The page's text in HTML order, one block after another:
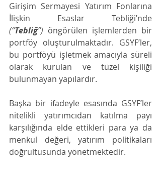
Girişim Sermayesi Yatırım Fonlarına
(“Tebliğ”) öngörülen işlemlerden bir
portföy oluşturulmaktadır. GSYF’ler,
bu portföyü işletmek amacıyla süreli
olarak kurulan ve tüzel kişiliği
bulunmayan yapılardır.
Başka bir ifadeyle esasında GSYF’ler
nitelikli yatırımcıdan katılma payı
karşılığında elde ettikleri para ya da
menkul değeri, yatırım politikaları
doğrultusunda yönetmektedir.